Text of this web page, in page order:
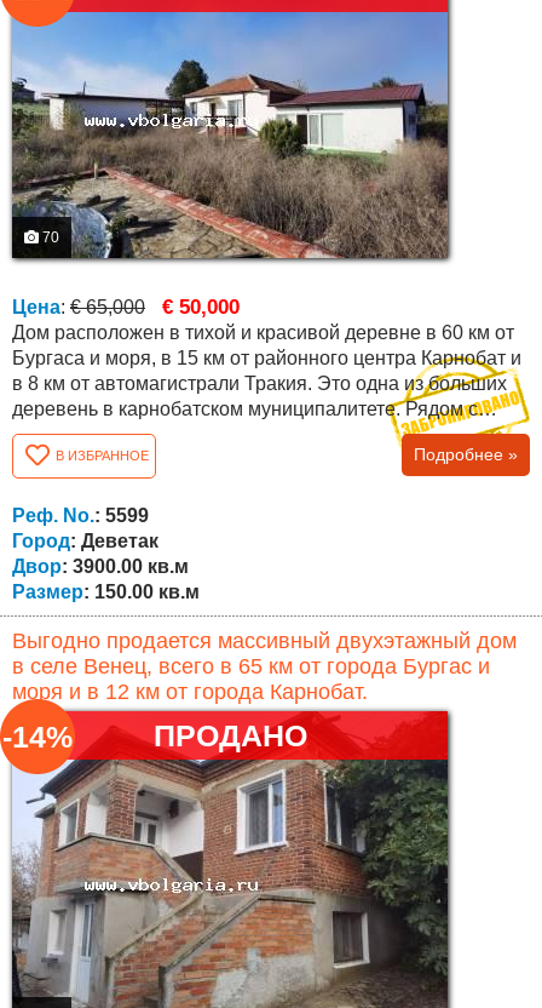
70
Цена: € 65,000 € 50,000
Дом расположен в тихой и красивой деревне в 60 км от
Бургаса и моря, в 15 км от районного центра Карнобат и
в 8 км от автомагистрали Тракия. Это одна из больших
деревень в карнобатском муниципалитете. Рядом с
селом в 15-16 км к западу от Карнобата находится
Стралджанское озеро. Дом имеет общую застроенную
площадь 150 кв.м., а двор имеет площадь 3900 кв.м .
Недвижимость полностью реконструирована, с
обновлением всех видов установок, кровли,...
В ИЗБРАННОЕ Подробнее »
Реф. No.: 5599
Город: Деветак
Двор: 3900.00 кв.м
Размер: 150.00 кв.м
Выгодно продается массивный двухэтажный дом
в селе Венец, всего в 65 км от города Бургас и
моря и в 12 км от города Карнобат.
ПРОДАНО
-14%